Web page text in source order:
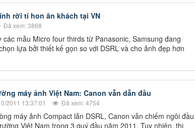
rời tí hon ăn khách tại VN
Đã xem: 3868
các mẫu Micro four thirds từ Panasonic, Samsung đang
lựa bởi thiết kế gọn so với DSRL và cho ảnh đẹp hơn
máy ảnh Việt Nam: Canon vẫn dẫn đầu
2011 13:37:01 Đã xem: 4754
máy ảnh Compact lẫn DSRL, Canon vẫn chiếm ngôi đầu
Việt Nam trong 3 quý đầu năm 2011. Tuy nhiên, thị